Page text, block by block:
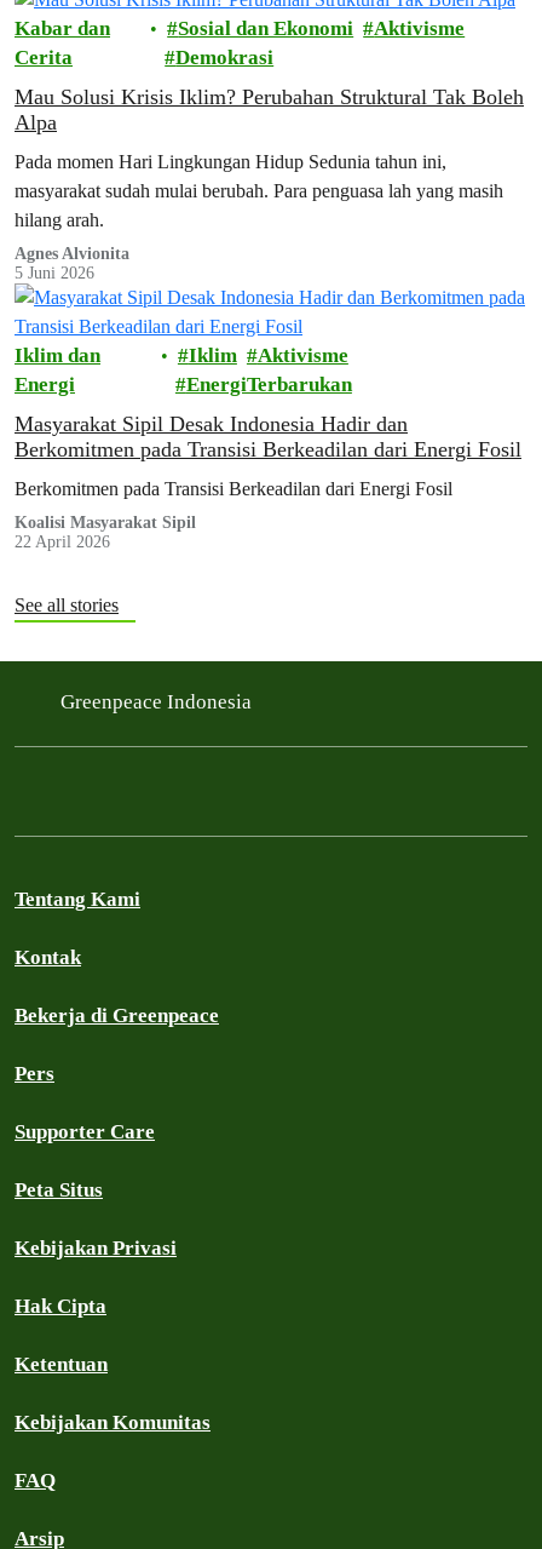
Kabar dan
Cerita
Sosial dan Ekonomi
Aktivisme
Demokrasi
Mau Solusi Krisis Iklim? Perubahan Struktural Tak Boleh
Alpa
Pada momen Hari Lingkungan Hidup Sedunia tahun ini,
masyarakat sudah mulai berubah. Para penguasa lah yang masih
hilang arah.
Agnes Alvionita
5 Juni 2026
Iklim dan
Energi
Iklim
Aktivisme
EnergiTerbarukan
Masyarakat Sipil Desak Indonesia Hadir dan
Berkomitmen pada Transisi Berkeadilan dari Energi Fosil
Berkomitmen pada Transisi Berkeadilan dari Energi Fosil
Koalisi Masyarakat Sipil
22 April 2026
See all stories
Greenpeace Indonesia
Tentang Kami
Kontak
Bekerja di Greenpeace
Pers
Supporter Care
Peta Situs
Kebijakan Privasi
Hak Cipta
Ketentuan
Kebijakan Komunitas
FAQ
Arsip